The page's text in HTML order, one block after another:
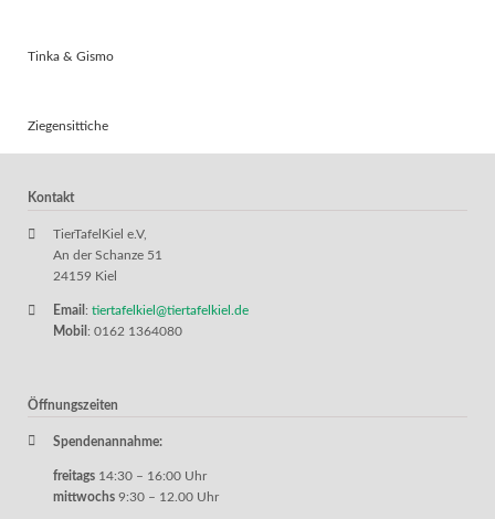
Tinka & Gismo
Ziegensittiche
Kontakt
TierTafelKiel e.V,
An der Schanze 51
24159 Kiel
Email : tiertafelkiel@tiertafelkiel.de
Mobil : 0162 1364080
Öffnungszeiten
Spendenannahme:
freitags 14:30 – 16:00 Uhr
mittwochs 9:30 – 12.00 Uhr